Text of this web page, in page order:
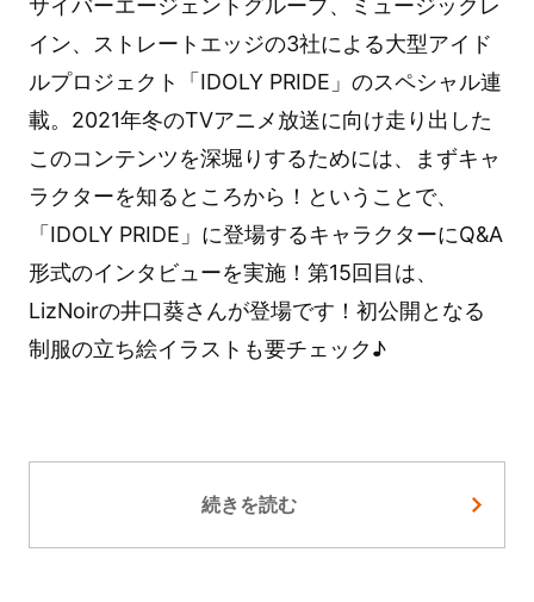
サイバーエージェントグループ、ミュージックレ
イン、ストレートエッジの3社による大型アイド
ルプロジェクト「IDOLY PRIDE」のスペシャル連
載。2021年冬のTVアニメ放送に向け走り出した
このコンテンツを深堀りするためには、まずキャ
ラクターを知るところから！ということで、
「IDOLY PRIDE」に登場するキャラクターにQ&A
形式のインタビューを実施！第15回目は、
LizNoirの井口葵さんが登場です！初公開となる
制服の立ち絵イラストも要チェック♪
続きを読む